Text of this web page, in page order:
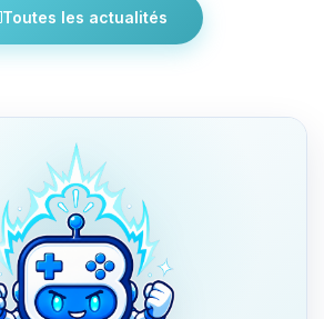
Toutes les actualités